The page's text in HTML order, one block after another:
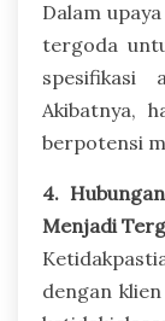
Dalam
tergoda
spesifikasi
Akibatnya,
berpotensi
4.
Menjadi
dengan